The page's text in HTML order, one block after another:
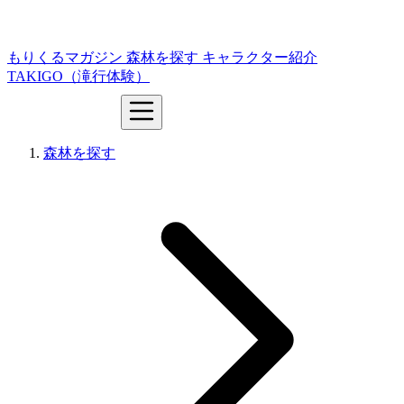
もりくるマガジン 森林を探す キャラクター紹介
TAKIGO（滝行体験）
森林を探す